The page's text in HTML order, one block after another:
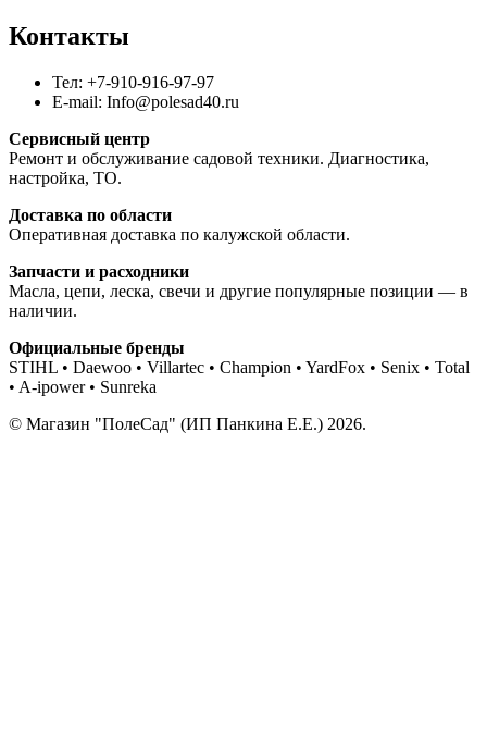
Контакты
Тел: +7-910-916-97-97
E-mail: Info@polesad40.ru
Сервисный центр
Ремонт и обслуживание садовой техники. Диагностика,
настройка, ТО.
Доставка по области
Оперативная доставка по калужской области.
Запчасти и расходники
Масла, цепи, леска, свечи и другие популярные позиции — в
наличии.
Официальные бренды
STIHL • Daewoo • Villartec • Champion • YardFox • Senix • Total
• A-ipower • Sunreka
© Магазин "ПолеСад" (ИП Панкина Е.Е.) 2026.